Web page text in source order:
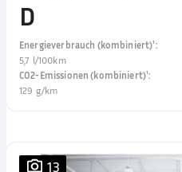
D
Energieverbrauch (kombiniert)¹:
5,7 l/100km
CO2-Emissionen (kombiniert)¹:
129 g/km
13